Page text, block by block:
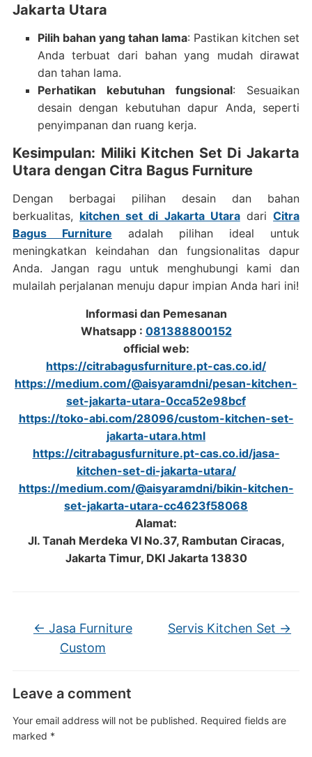
Jakarta Utara
Pilih bahan yang tahan lama: Pastikan kitchen set
Anda terbuat dari bahan yang mudah dirawat
dan tahan lama.
Perhatikan kebutuhan fungsional: Sesuaikan
desain dengan kebutuhan dapur Anda, seperti
penyimpanan dan ruang kerja.
Kesimpulan: Miliki Kitchen Set Di Jakarta
Utara dengan Citra Bagus Furniture
Dengan berbagai pilihan desain dan bahan
berkualitas, kitchen set di Jakarta UtaradariCitra
Bagus Furniture adalah pilihan ideal untuk
meningkatkan keindahan dan fungsionalitas dapur
Anda. Jangan ragu untuk menghubungi kami dan
mulailah perjalanan menuju dapur impian Anda hari ini!
Informasi dan Pemesanan
Whatsapp : 081388800152
official web:
https://citrabagusfurniture.pt-cas.co.id/
https://medium.com/@aisyaramdni/pesan-kitchen-
set-jakarta-utara-0cca52e98bcf
https://toko-abi.com/28096/custom-kitchen-set-
jakarta-utara.html
https://citrabagusfurniture.pt-cas.co.id/jasa-
kitchen-set-di-jakarta-utara/
https://medium.com/@aisyaramdni/bikin-kitchen-
set-jakarta-utara-cc4623f58068
Alamat:
Jl. Tanah Merdeka VI No.37, Rambutan Ciracas,
Jakarta Timur, DKI Jakarta 13830
← Jasa Furniture
Custom
Servis Kitchen Set →
Leave a comment
Your email address will not be published. Required fields are
marked *